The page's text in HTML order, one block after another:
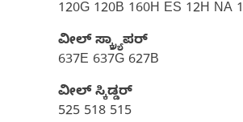
120G 120B 160H ES 12H NA
ವೀಲ್ ಸ್ಕ್ರ್ಯಾಪರ್
637E 637G 627B
ವೀಲ್ ಸ್ಕಿಡ್ಡರ್
525 518 515